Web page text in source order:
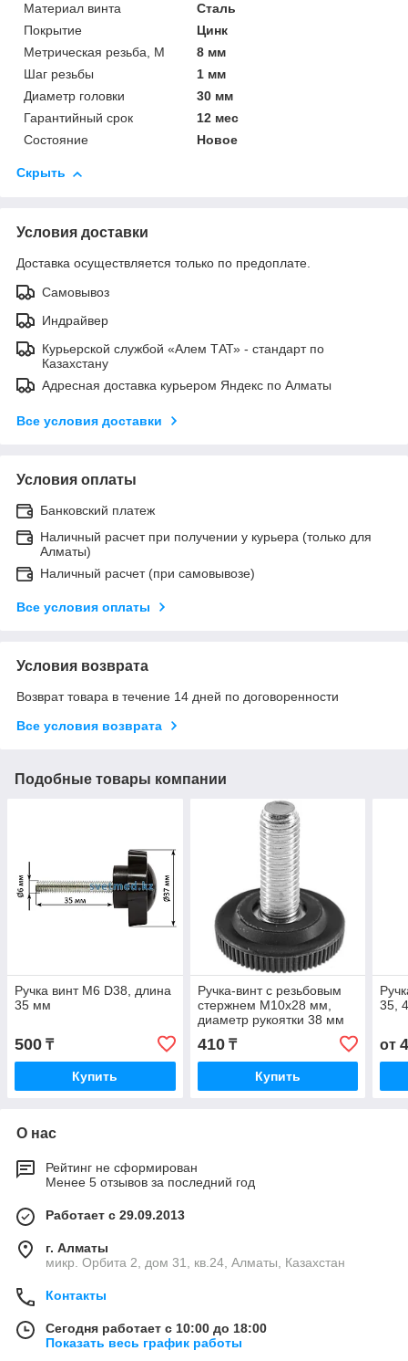
Материал винта
Сталь
Покрытие
Цинк
Метрическая резьба, М
8 мм
Шаг резьбы
1 мм
Диаметр головки
30 мм
Гарантийный срок
12 мес
Состояние
Новое
Скрыть
Условия доставки
Доставка осуществляется только по предоплате.
Самовывоз
Индрайвер
Курьерской службой «Алем ТАТ» - стандарт по
Казахстану
Адресная доставка курьером Яндекс по Алматы
Все условия доставки
Условия оплаты
Банковский платеж
Наличный расчет при получении у курьера (только для
Алматы)
Наличный расчет (при самовывозе)
Все условия оплаты
Условия возврата
Возврат товара в течение 14 дней по договоренности
Все условия возврата
Подобные товары компании
Ручка винт М6 D38, длина
35 мм
500 ₸
Купить
Ручка-винт с резьбовым
стержнем М10х28 мм,
диаметр рукоятки 38 мм
410₸
Купить
35,
от
О нас
Рейтинг не сформирован
Менее 5 отзывов за последний год
Работает с 29.09.2013
г. Алматы
микр. Орбита 2, дом 31, кв.24, Алматы, Казахстан
Контакты
Сегодня работает с 10:00 до 18:00
Показать весь график работы